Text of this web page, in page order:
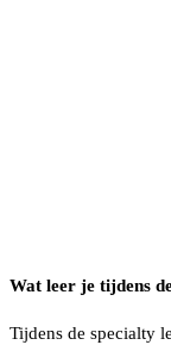
Wat leer je tijdens
Tijdens de specialty